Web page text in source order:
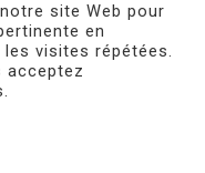
à Mulhouse
| Réalisé par
site Web pour
en
visites répétées.
acceptez